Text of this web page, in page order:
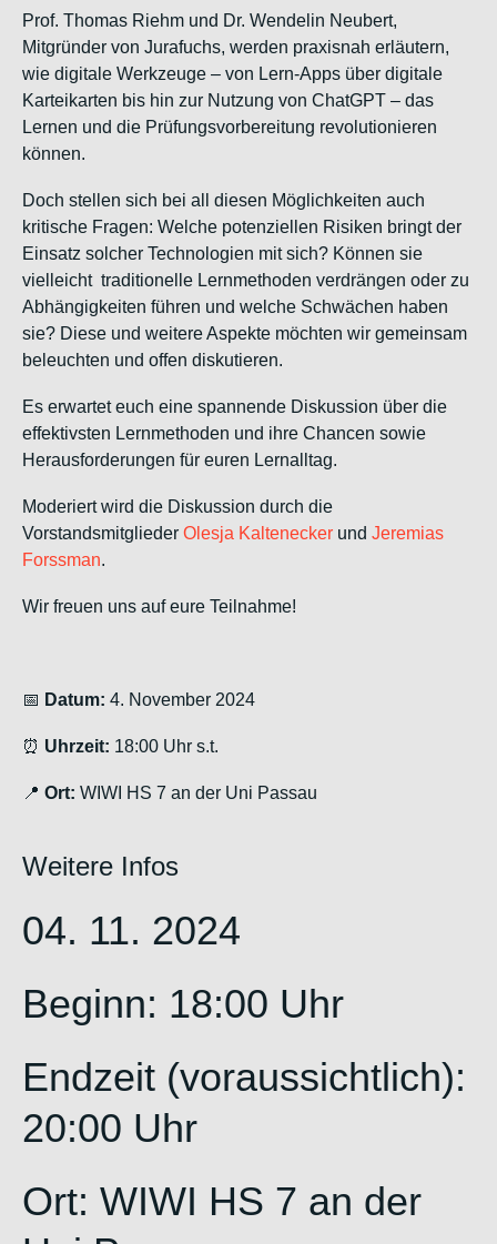
Prof. Thomas Riehm und Dr. Wendelin Neubert,
Mitgründer von Jurafuchs, werden praxisnah erläutern,
wie digitale Werkzeuge – von Lern-Apps über digitale
Karteikarten bis hin zur Nutzung von ChatGPT – das
Lernen und die Prüfungsvorbereitung revolutionieren
können.
Doch stellen sich bei all diesen Möglichkeiten auch
kritische Fragen: Welche potenziellen Risiken bringt der
Einsatz solcher Technologien mit sich? Können sie
vielleicht traditionelle Lernmethoden verdrängen oder zu
Abhängigkeiten führen und welche Schwächen haben
sie? Diese und weitere Aspekte möchten wir gemeinsam
beleuchten und offen diskutieren.
Es erwartet euch eine spannende Diskussion über die
effektivsten Lernmethoden und ihre Chancen sowie
Herausforderungen für euren Lernalltag.
Moderiert wird die Diskussion durch die
Vorstandsmitglieder Olesja Kaltenecker und Jeremias
Forssman.
Wir freuen uns auf eure Teilnahme!
📅 Datum: 4. November 2024
⏰ Uhrzeit: 18:00 Uhr s.t.
📍 Ort: WIWI HS 7 an der Uni Passau
Weitere Infos
04. 11. 2024
Beginn: 18:00 Uhr
Endzeit (voraussichtlich):
20:00 Uhr
Ort: WIWI HS 7 an der